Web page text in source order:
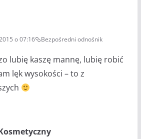
o 07:16 Bezpośredni odnośnik
lubię kaszę mannę, lubię robić
lęk wysokości – to z